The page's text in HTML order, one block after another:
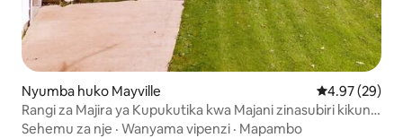
Nyumba huko Mayville Ukadiriaji wa
4.97 (29)
Rangi za Majira ya Kupukutika kwa Majani zinasubiri kikundi
chako au familia yako! VYUMBA 4 VYA KULALA, MABAFU
Sehemu za nje · Wanyama vipenzi · Mapambo